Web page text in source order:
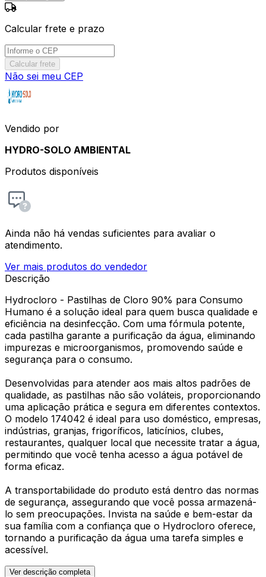
Calcular frete e prazo
Calcular frete
Não sei meu CEP
Vendido por
HYDRO-SOLO AMBIENTAL
Produtos disponíveis
Ainda não há vendas suficientes para avaliar o
atendimento.
Ver mais produtos do vendedor
Descrição
Hydrocloro - Pastilhas de Cloro 90% para Consumo
Humano é a solução ideal para quem busca qualidade e
eficiência na desinfecção. Com uma fórmula potente,
cada pastilha garante a purificação da água, eliminando
impurezas e microorganismos, promovendo saúde e
segurança para o consumo.
Desenvolvidas para atender aos mais altos padrões de
qualidade, as pastilhas não são voláteis, proporcionando
uma aplicação prática e segura em diferentes contextos.
O modelo 174042 é ideal para uso doméstico, empresas,
indústrias, granjas, frigoríficos, laticínios, clubes,
restaurantes, qualquer local que necessite tratar a água,
permitindo que você tenha acesso a água potável de
forma eficaz.
A transportabilidade do produto está dentro das normas
de segurança, assegurando que você possa armazená-
lo sem preocupações. Invista na saúde e bem-estar da
sua família com a confiança que o Hydrocloro oferece,
tornando a purificação da água uma tarefa simples e
acessível.
Ver descrição completa